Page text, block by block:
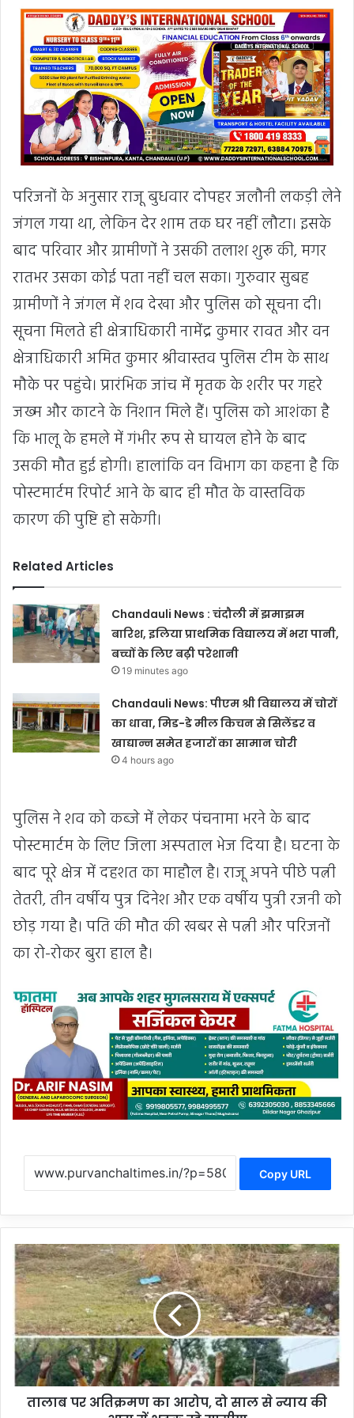
परिजनों के अनुसार राजू बुधवार दोपहर जलौनी लकड़ी लेने
जंगल गया था, लेकिन देर शाम तक घर नहीं लौटा। इसके
बाद परिवार और ग्रामीणों ने उसकी तलाश शुरू की, मगर
रातभर उसका कोई पता नहीं चल सका। गुरुवार सुबह
ग्रामीणों ने जंगल में शव देखा और पुलिस को सूचना दी।
सूचना मिलते ही क्षेत्राधिकारी नामेंद्र कुमार रावत और वन
क्षेत्राधिकारी अमित कुमार श्रीवास्तव पुलिस टीम के साथ
मौके पर पहुंचे। प्रारंभिक जांच में मृतक के शरीर पर गहरे
जख्म और काटने के निशान मिले हैं। पुलिस को आशंका है
कि भालू के हमले में गंभीर रूप से घायल होने के बाद
उसकी मौत हुई होगी। हालांकि वन विभाग का कहना है कि
पोस्टमार्टम रिपोर्ट आने के बाद ही मौत के वास्तविक
कारण की पुष्टि हो सकेगी।
Related Articles
Chandauli News : चंदौली में झमाझम
बारिश, इलिया प्राथमिक विद्यालय में भरा पानी,
बच्चों के लिए बढ़ी परेशानी
19 minutes ago
Chandauli News: पीएम श्री विद्यालय में चोरों
का धावा, मिड-डे मील किचन से सिलेंडर व
खाद्यान्न समेत हजारों का सामान चोरी
4 hours ago
पुलिस ने शव को कब्जे में लेकर पंचनामा भरने के बाद
पोस्टमार्टम के लिए जिला अस्पताल भेज दिया है। घटना के
बाद पूरे क्षेत्र में दहशत का माहौल है। राजू अपने पीछे पत्नी
तेतरी, तीन वर्षीय पुत्र दिनेश और एक वर्षीय पुत्री रजनी को
छोड़ गया है। पति की मौत की खबर से पत्नी और परिजनों
का रो-रोकर बुरा हाल है।
Copy URL
ता
ला
ब
प
र
अ
ति
क्र
म
तालाब पर अतिक्रमण का आरोप, दो साल से न्याय की